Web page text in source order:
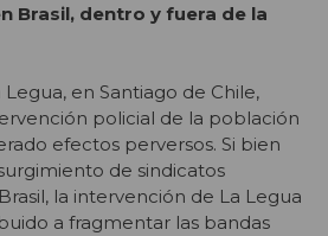
Brasil, dentro y fuera de la
en Santiago de Chile,
policial de la población
efectos perversos. Si bien
de sindicatos
la intervención de La Legua
a fragmentar las bandas